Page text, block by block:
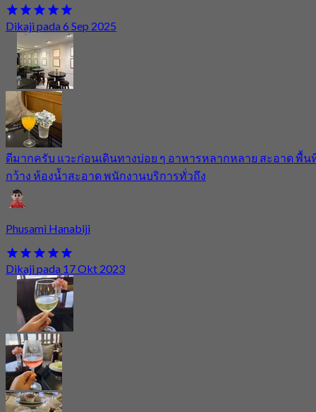
Dikaji pada 6 Sep 2025
ดีมากครับ แวะก่อนเดินทางบ่อย ๆ อาหารหลากหลาย สะอาด พื้น
กว้าง ห้องน้ำสะอาด พนักงานบริการทั่วถึง
Phusami Hanabiji
Dikaji pada 17 Okt 2023